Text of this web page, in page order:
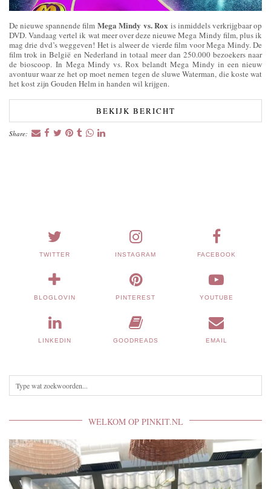
De nieuwe spannende filmMega Mindy vs. Rox is inmiddels verkrijgbaar op
DVD. Vandaag vertel ik wat meer over deze nieuwe Mega Mindy film, plus ik
mag drie dvd’s weggeven! Het is alweer de vierde film voor Mega Mindy. De
film trok in België en Nederland in totaal meer dan 250.000 bezoekers naar
de bioscoop. In Mega Mindy vs. Rox belandt Mega Mindy in een nieuw
avontuur waar ze het op moet nemen tegen de sluwe Waterman, die koste wat
het kost zijn Gouden Helm in handen wil krijgen.
BEKIJK BERICHT
Share:
TWITTER INSTAGRAM FACEBOOK
BLOGLOVIN PINTEREST YOUTUBE
LINKEDIN GOODREADS EMAIL
WELKOM OP PINKIT.NL